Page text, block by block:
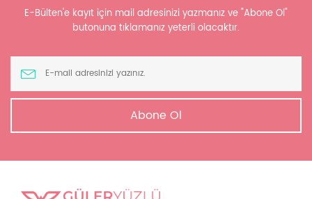
E-Bülten'e kayıt için mail adresinizi yazmanız ve "Abone Ol"
butonuna tıklamanız yeterli olacaktır.
Abone Ol